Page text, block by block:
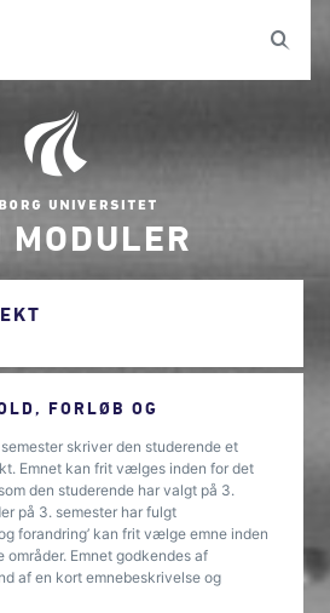
MODULER
FORLØB OG
skriver den studerende et
Emnet kan frit vælges inden for det
den studerende har valgt på 3.
på 3. semester har fulgt
forandring’ kan frit vælge emne inden
områder. Emnet godkendes af
af en kort emnebeskrivelse og